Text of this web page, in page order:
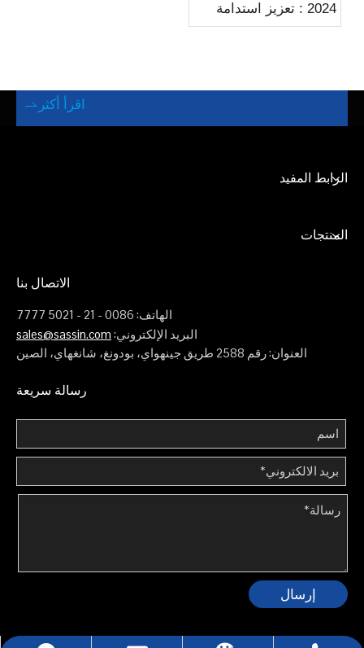
2024 : تعزيز استدامة
الطاقة في الصناعة
اقرأ أكثر 
الرابط المفيد
المنتجات
الاتصال بنا
الهاتف: 0086 - 21 - 5021 7777
البريد الإلكتروني: sales@sassin.com
العنوان: رقم 2588 طريق جينهواي، بودونغ، شانغهاي، الصين
رسالة سريعة
إرسال